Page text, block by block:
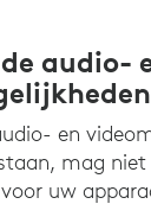
audio-
en
mag
uw